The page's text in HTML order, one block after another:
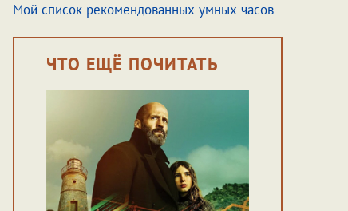
Мой список рекомендованных умных часов
ЧТО ЕЩЁ ПОЧИТАТЬ